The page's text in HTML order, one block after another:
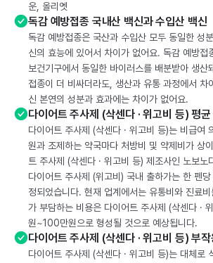
운, 올리엣
독감 예방접종 국내산 백신과 수입산 백신
독감 예방접종은 국산과 수입산 모두 동일한 성
신의 효능에 있어서 차이가 없어요. 독감 예방접
보건기구에서 동일한 바이러스를 배분받아 생산
접종이 더 비싸더라도, 생산과 유통 과정에서 차
신 본연의 성분과 효과에는 차이가 없어요.
다이어트 주사제 (삭센다 · 위고비 등) 평균
다이어트 주사제 (삭센다 · 위고비 등)는 비급여
원과 조제하는 약국마다 처방비 및 약제비가 상
트 주사제 (삭센다 · 위고비 등) 제조사인 노보노
다이어트 주사제 (위고비) 국내 출하가는 한 펜
정되었습니다. 현재 업계에서는 유통비와 진료
가 부담하는 비용은 다이어트 주사제 (삭센다 ·
원~100만원으로 형성될 것으로 예상됩니다.
다이어트 주사제 (삭센다 · 위고비 등) 부작
다이어트 주사제 (삭센다 · 위고비 등)는 대체로